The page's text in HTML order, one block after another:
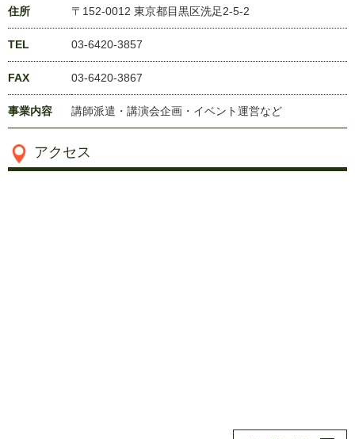
住所 〒152-0012 東京都目黒区洗足2-5-2
TEL 03-6420-3857
FAX 03-6420-3867
事業内容 講師派遣・講演会企画・イベント運営など
アクセス